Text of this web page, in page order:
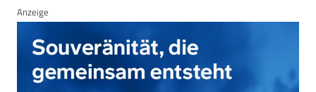
Anzeige